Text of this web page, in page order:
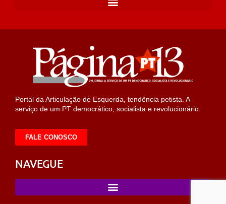
Portal da Articulação de Esquerda, tendência petista. A
serviço de um PT democrático, socialista e revolucionário.
FALE CONOSCO
NAVEGUE